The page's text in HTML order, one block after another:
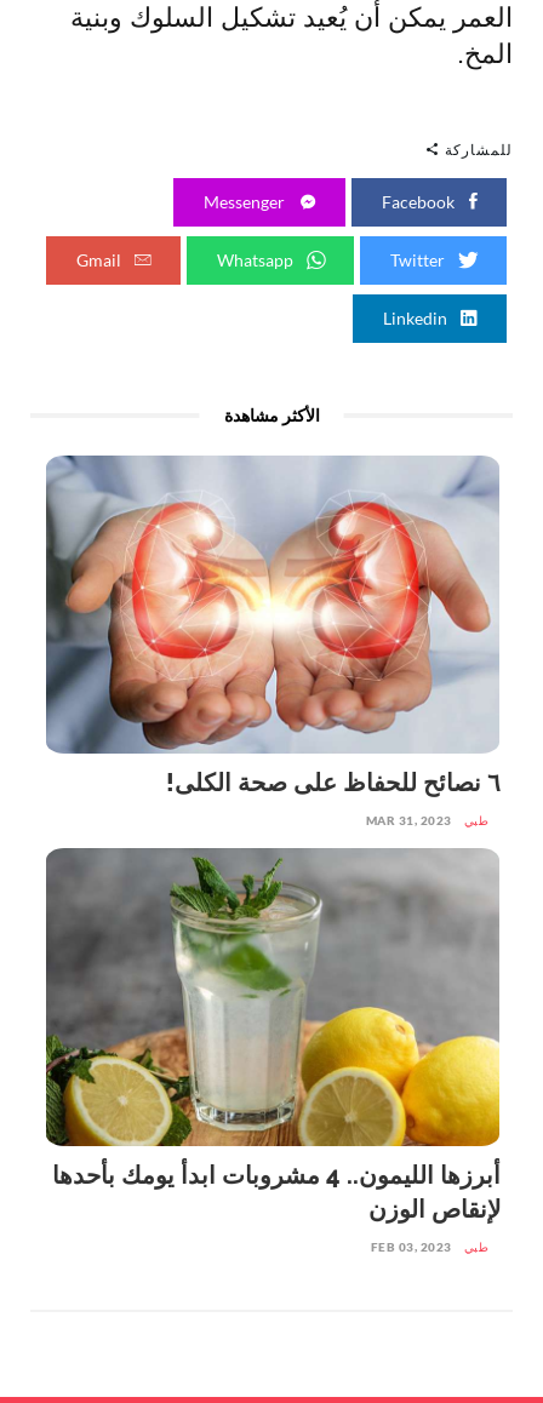
العمر يمكن أن يُعيد تشكيل السلوك وبنية
المخ.
للمشاركة
الأكثر مشاهدة
٦ نصائح للحفاظ على صحة الكلى!
طبي MAR 31, 2023
أبرزها الليمون.. 4 مشروبات ابدأ يومك بأحدها
لإنقاص الوزن
طبي FEB 03, 2023